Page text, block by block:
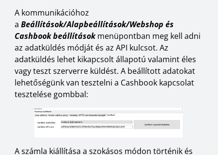
A kommunikációhoz
a Beállítások/Alapbeállítások/Webshop és
Cashbook beállításokmenüpontban meg kell adni
az adatküldés módját és az API kulcsot. Az
adatküldés lehet kikapcsolt állapotú valamint éles
vagy teszt szerverre küldést. A beállított adatokat
lehetőségünk van tesztelni a Cashbook kapcsolat
tesztelése gombbal:
A számla kiállítása a szokásos módon történik és